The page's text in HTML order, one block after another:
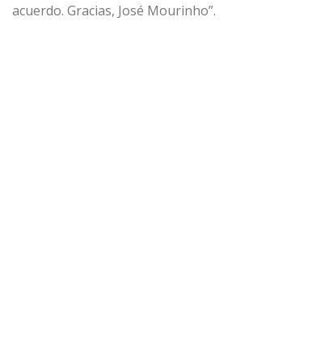
acuerdo. Gracias, José Mourinho”.